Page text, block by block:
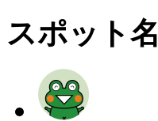
スポット名